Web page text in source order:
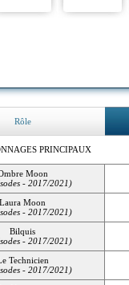
Rôle
PRINCIPAUX
Moon
- 2017/2021)
Laura Moon
- 2017/2021)
Bilquis
- 2017/2021)
Technicien
- 2017/2021)